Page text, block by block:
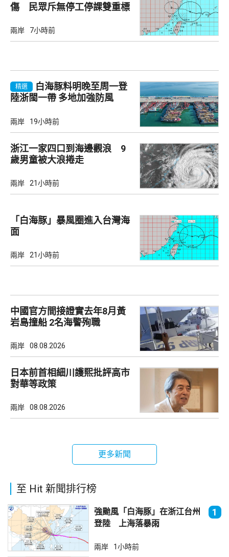
傷 民眾斥無停工停課雙重標
兩岸 7小時前
精選
白海豚料明晚至周一登
陸浙閩一帶 多地加強防風
兩岸 19小時前
浙江一家四口到海邊觀浪 9
歲男童被大浪捲走
兩岸 21小時前
「白海豚」暴風圈進入台灣海
面
兩岸 21小時前
中國官方間接證實去年8月黃
岩島撞船 2名海警殉職
兩岸 08.08.2026
日本前首相細川護熙批評高市
對華等政策
兩岸 08.08.2026
更多新聞
至 Hit 新聞排行榜
強颱風「白海豚」在浙江台州
登陸 上海落暴雨
1
兩岸 1小時前